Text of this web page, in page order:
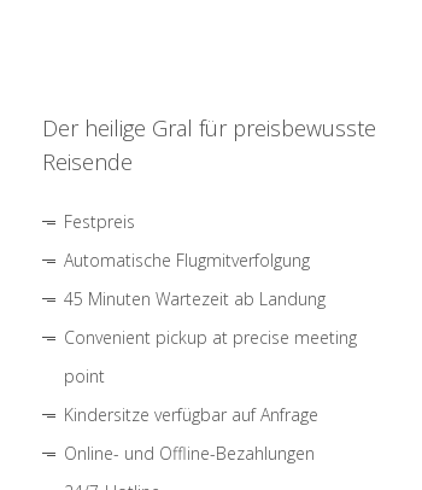
Der heilige Gral für preisbewusste
Reisende
Festpreis
Automatische Flugmitverfolgung
45 Minuten Wartezeit ab Landung
Convenient pickup at precise meeting
point
Kindersitze verfügbar auf Anfrage
Online- und Offline-Bezahlungen